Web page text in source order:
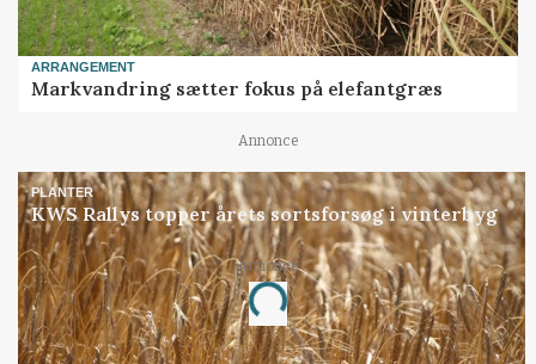
ARRANGEMENT
Markvandring sætter fokus på elefantgræs
Annonce
PLANTER
KWS Rallys topper årets sortsforsøg i vinterbyg
Annonce
Loading...